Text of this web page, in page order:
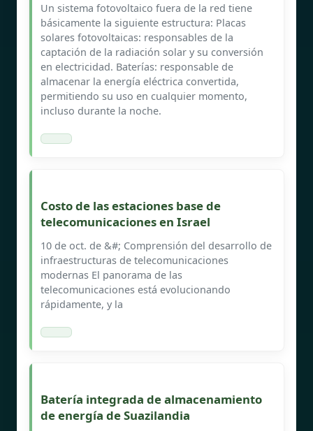
Un sistema fotovoltaico fuera de la red tiene
básicamente la siguiente estructura: Placas
solares fotovoltaicas: responsables de la
captación de la radiación solar y su conversión
en electricidad. Baterías: responsable de
almacenar la energía eléctrica convertida,
permitiendo su uso en cualquier momento,
incluso durante la noche.
Costo de las estaciones base de
telecomunicaciones en Israel
10 de oct. de &#; Comprensión del desarrollo de
infraestructuras de telecomunicaciones
modernas El panorama de las
telecomunicaciones está evolucionando
rápidamente, y la
Batería integrada de almacenamiento
de energía de Suazilandia